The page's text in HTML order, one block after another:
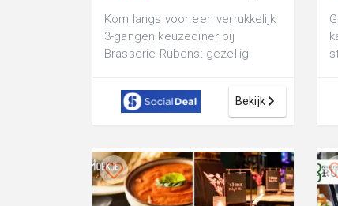
Kom langs voor een verrukkelijk
3-gangen keuzediner bij
Brasserie Rubens: gezellig
sfeer
Bekijk